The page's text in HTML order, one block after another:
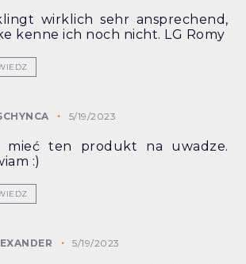
wirklich sehr ansprechend,
kenne ich noch nicht. LG Romy
5/19/2023
mieć ten produkt na uwadze.
:)
5/19/2023